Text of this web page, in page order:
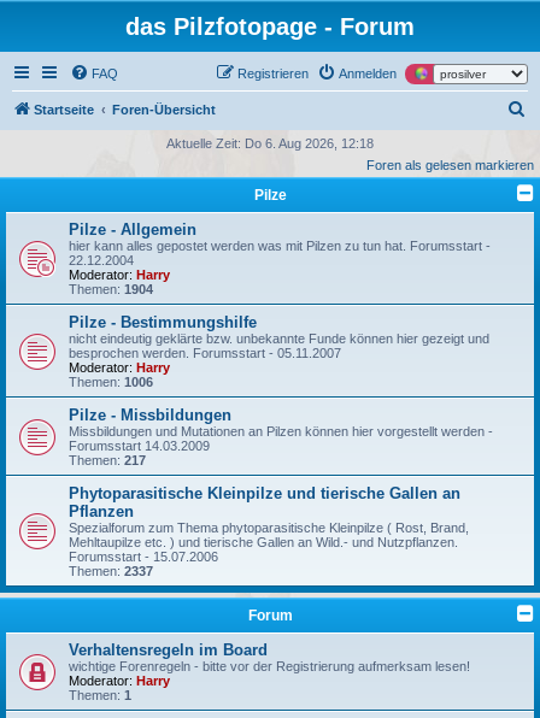
das Pilzfotopage - Forum
FAQ Anmelden
Registrieren
Startseite Foren-Übersicht
c
h
Aktuelle Zeit: Do 6. Aug 2026, 12:18
Foren als gelesen markieren
Pilze
Pilze - Allgemein
hier kann alles gepostet werden was mit Pilzen zu tun hat. Forumsstart -
22.12.2004
Moderator: Harry
Themen: 1904
Pilze - Bestimmungshilfe
nicht eindeutig geklärte bzw. unbekannte Funde können hier gezeigt und
besprochen werden. Forumsstart - 05.11.2007
Moderator: Harry
Themen: 1006
Pilze - Missbildungen
Missbildungen und Mutationen an Pilzen können hier vorgestellt werden -
Forumsstart 14.03.2009
Themen: 217
Phytoparasitische Kleinpilze und tierische Gallen an
Pflanzen
Spezialforum zum Thema phytoparasitische Kleinpilze ( Rost, Brand,
Mehltaupilze etc. ) und tierische Gallen an Wild.- und Nutzpflanzen.
Forumsstart - 15.07.2006
Themen: 2337
Forum
Verhaltensregeln im Board
wichtige Forenregeln - bitte vor der Registrierung aufmerksam lesen!
Moderator: Harry
Themen: 1